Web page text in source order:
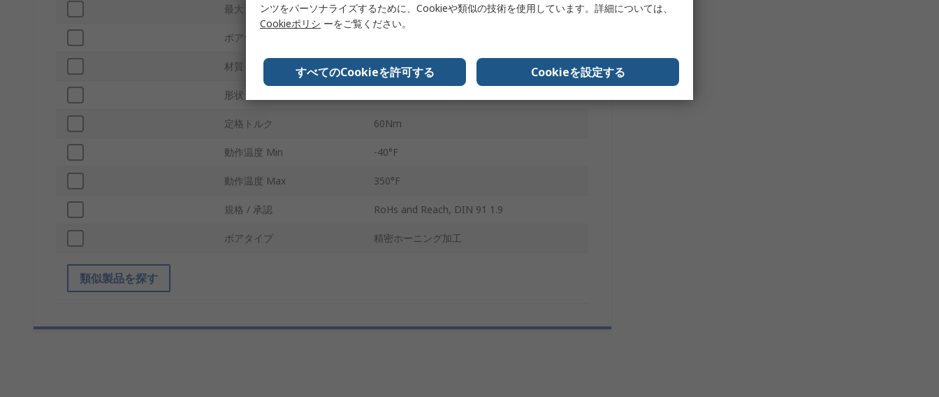
最大スピード 4000rpm
ボアサイズB
材質 303ステンレス鋼
形状
定格トルク 60Nm
動作温度 Min -40°F
動作温度 Max 350°F
規格 / 承認 RoHs and Reach, DIN 91 1.9
ボアタイプ 精密ホーニング加工
類似製品を探す
ンツをパーソナライズするために、Cookieや類似の技術を使用しています。詳細については、
Cookieポリシ ーをご覧ください。
すべてのCookieを許可する Cookieを設定する